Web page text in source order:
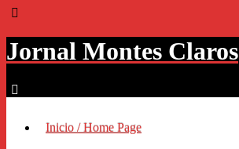
Jornal Montes Claros
Inicio / Home Page